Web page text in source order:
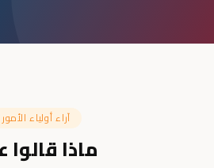
آراء أولياء الأمور
ماذا قالوا